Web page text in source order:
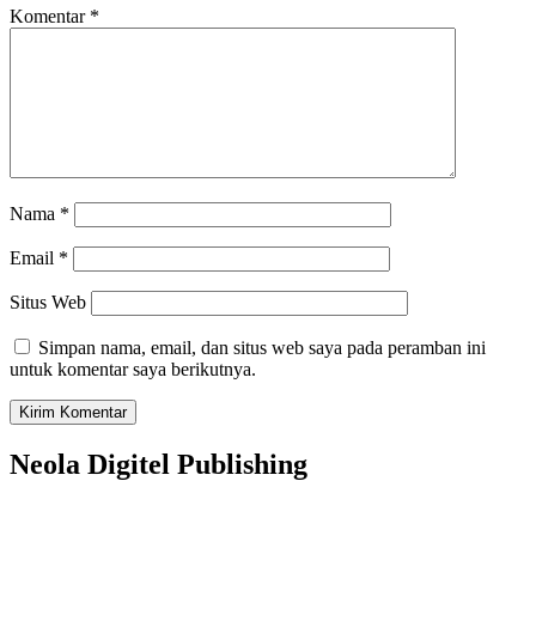
Komentar *
Nama *
Email *
Situs Web
Simpan nama, email, dan situs web saya pada peramban ini
untuk komentar saya berikutnya.
Neola Digitel Publishing